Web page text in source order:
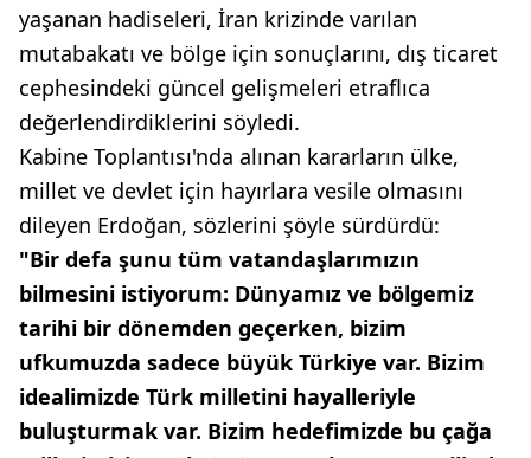
yaşanan hadiseleri, İran krizinde varılan
mutabakatı ve bölge için sonuçlarını, dış ticaret
cephesindeki güncel gelişmeleri etraflıca
değerlendirdiklerini söyledi.
Kabine Toplantısı'nda alınan kararların ülke,
millet ve devlet için hayırlara vesile olmasını
dileyen Erdoğan, sözlerini şöyle sürdürdü:
"Bir defa şunu tüm vatandaşlarımızın
bilmesini istiyorum: Dünyamız ve bölgemiz
tarihi bir dönemden geçerken, bizim
ufkumuzda sadece büyük Türkiye var. Bizim
idealimizde Türk milletini hayalleriyle
buluşturmak var. Bizim hedefimizde bu çağa